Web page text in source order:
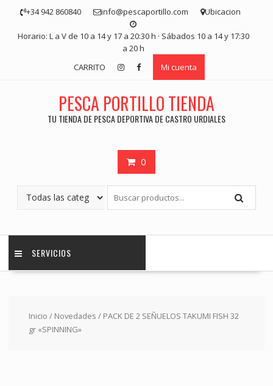
contenido
+34 942 860840 info@pescaportillo.com Ubicacion
Horario: L a V de 10 a 14 y 17 a 20:30 h · Sábados 10 a 14 y 17:30
a 20 h
CARRITO
Mi cuenta
PESCA PORTILLO TIENDA
TU TIENDA DE PESCA DEPORTIVA DE CASTRO URDIALES
0
SERVICIOS
Inicio / Novedades / PACK DE 2 SEÑUELOS TAKUMI FISH 32
gr «SPINNING»